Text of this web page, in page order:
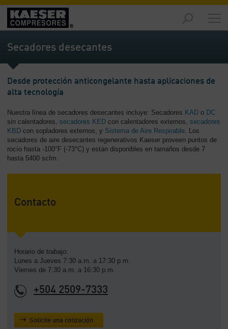
Productos
y
soluciones
-
Servicios
Contenido
Recursos
de
aire
-
Secadores desecantes
Desde protección anticongelante hasta aplicaciones de
alta tecnología
Nuestra línea de secadores desecantes incluye: Secadores KAD o DC
sin calentadores, secadores KED con calentadores externos, secadores
KBD con sopladores externos, y Sistema de Aire Respirable. Los
secadores de aire desecantes regenerativos Kaeser proveen puntos de
rocío hasta -100°F (-73°C) y están disponibles en tamaños desde 7
hasta 5400 scfm.
Contacto
Horario de trabajo:
Lunes a Jueves 7:30 a.m. a 17:30 p.m.
Viernes de 7:30 a.m. a 16:30 p.m.
+504 2509-7333
Solicite una cotización